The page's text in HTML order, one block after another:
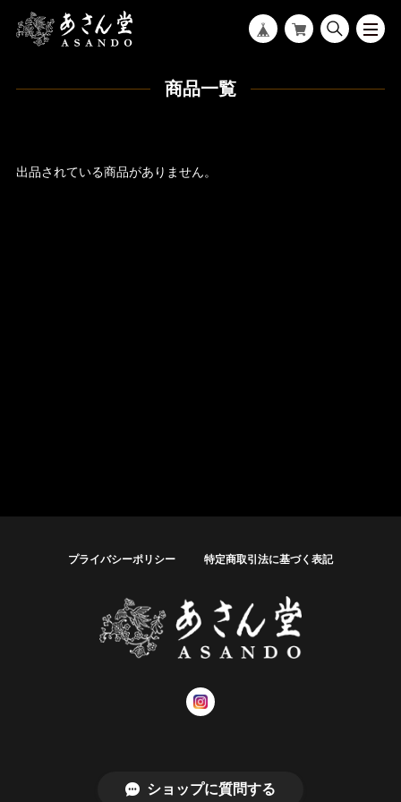
商品一覧
出品されている商品がありません。
プライバシーポリシー 特定商取引法に基づく表記
ショップに質問する